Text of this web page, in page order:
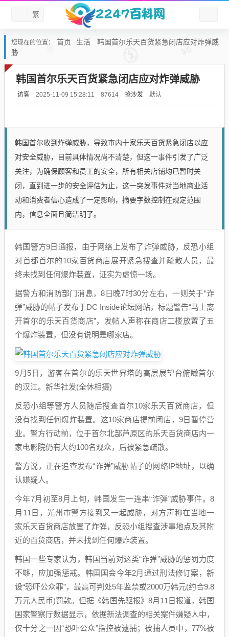
繁
您现在的位置： 首页 生活
韩国首尔乐天百货紧急闭店应对炸弹威
胁
韩国首尔乐天百货紧急闭店应对炸弹威胁
访客 2025-11-09 15:28:11 87614 抢沙发 默认
韩国首尔收到炸弹威胁，导致市内十家乐天百货紧急闭店以应
对安全威胁，目前具体情况尚不清楚，但这一事件引发了广泛
关注，为确保顾客和员工的安全，所有相关店铺均已暂时关
闭，直到进一步的安全评估为止，这一突发事件对当地商业活
动和消费者信心造成了一定影响，摘要字数控制在规定范围
内，信息全面且简洁明了。
韩国警方9日通报，由于网络上发布了炸弹威胁，反恐小组
对首都首尔的10家百货商店展开紧急搜查并疏散人员，最
终未找到任何爆炸装置，证实为虚惊一场。
据警方和消防部门消息，8日晚7时30分左右，一则关于“诈
弹”威胁的帖子发布于DC Inside论坛网站，标题警告“马上离
开首尔的乐天百货商店”，发帖人声称在商店二楼放置了五
个爆炸装置，但没有说明是哪家店。
9月5日，游客在首尔的乐天世界塔的高层展望台俯瞰首尔
的汉江。新华社发(全休相摄)
反恐小组等警方人员随后搜查首尔10家乐天百货商店，但
没有找到任何爆炸装置。这10家商店提前闭店，9日暂停营
业。警方行动前，位于首尔北部芦原区的乐天百货商店内一
家电影院仍有大约100名观众，后被紧急疏散。
警方说，正在追查发布“诈弹”威胁帖子的网络IP地址，以确
认嫌疑人。
今年7月初至8月上旬，韩国发生一连串“诈弹”威胁事件。8
月11日，光州市警方接到又一起威胁，对方声称在当地一
家乐天百货商店放置了炸弹，反恐小组搜查涉事地点及其附
近的百货商店，并未找到任何爆炸装置。
韩国一些专家认为，韩国当前对这类“诈弹”威胁的惩罚力度
不够，应加强惩戒。韩国国会今年2月通过刑法修订案，新
设“恐吓公众罪”，最高可判处5年监禁或2000万韩元(约合9.8
万元人民币)罚款。但据《韩国先驱报》8月11日报道，韩国
国家警察厅数据显示，依据新法调查的相关案件嫌疑人中，
仅十分之一因“恐吓公众”指控被逮捕；被捕人员中，77%被